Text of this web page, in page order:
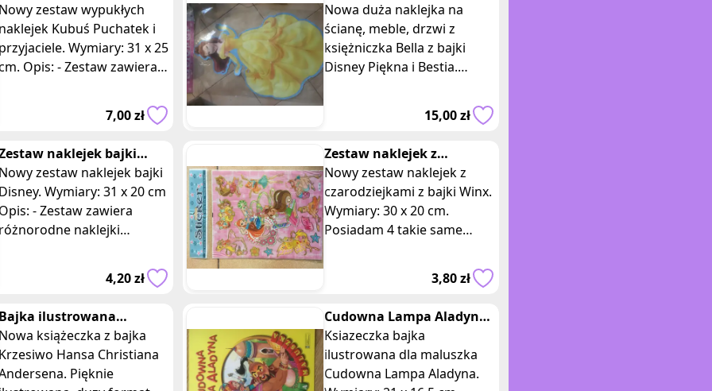
Kubus Puchatek i
zestaw wypukłych
Kubuś Puchatek i
Wymiary: 31 x 25
- Zestaw zawiera
7,00 zł
księżniczka Piękna i Bestia
Nowa duża naklejka na
ścianę, meble, drzwi z
księżniczka Bella z bajki
Disney Piękna i Bestia.
15,00 zł
naklejek bajki
zestaw naklejek bajki
Wymiary: 31 x 20 cm
- Zestaw zawiera
naklejki
z bajek Disney. -
4,20 zł
Zestaw naklejek z
czarodziejskim Winx
Nowy zestaw naklejek z
czarodziejkami z bajki Winx.
Wymiary: 30 x 20 cm.
Posiadam 4 takie same
3,80 zł
ilustrowana
Hans Christian
książeczka z bajka
Hansa Christiana
Pięknie
Cudowna Lampa Aladyna
książeczka bajka dla
maluszka
Ksiazeczka bajka
ilustrowana dla maluszka
Cudowna Lampa Aladyna.